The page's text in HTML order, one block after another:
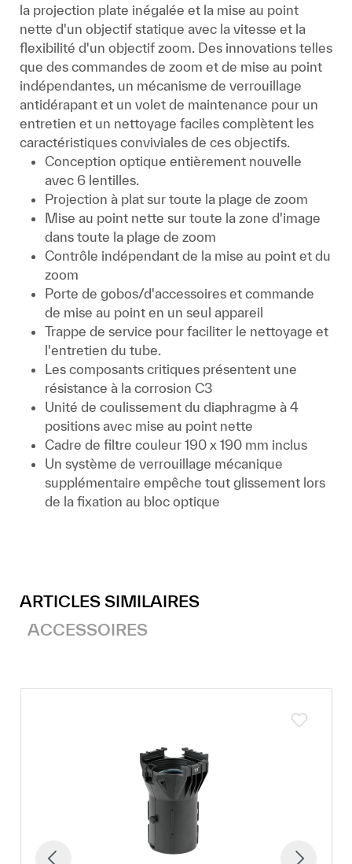
la projection plate inégalée et la mise au point
nette d'un objectif statique avec la vitesse et la
flexibilité d'un objectif zoom. Des innovations telles
que des commandes de zoom et de mise au point
indépendantes, un mécanisme de verrouillage
antidérapant et un volet de maintenance pour un
entretien et un nettoyage faciles complètent les
caractéristiques conviviales de ces objectifs.
Conception optique entièrement nouvelle
avec 6 lentilles.
Projection à plat sur toute la plage de zoom
Mise au point nette sur toute la zone d'image
dans toute la plage de zoom
Contrôle indépendant de la mise au point et du
zoom
Porte de gobos/d'accessoires et commande
de mise au point en un seul appareil
Trappe de service pour faciliter le nettoyage et
l'entretien du tube.
Les composants critiques présentent une
résistance à la corrosion C3
Unité de coulissement du diaphragme à 4
positions avec mise au point nette
Cadre de filtre couleur 190 x 190 mm inclus
Un système de verrouillage mécanique
supplémentaire empêche tout glissement lors
de la fixation au bloc optique
ARTICLES SIMILAIRES
ACCESSOIRES